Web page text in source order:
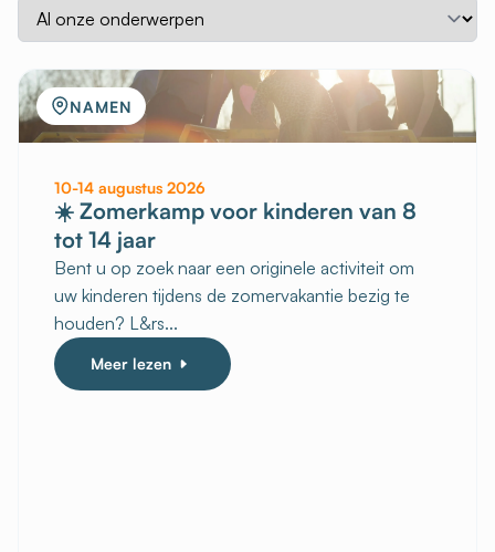
NAMEN
10-14 augustus 2026
☀️ Zomerkamp voor kinderen van 8
tot 14 jaar
Bent u op zoek naar een originele activiteit om
uw kinderen tijdens de zomervakantie bezig te
houden? L&rs...
Meer lezen